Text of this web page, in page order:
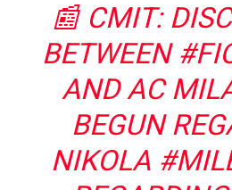
📰 CMIT:
BETWEEN
AND AC
BEGUN
NIKOLA